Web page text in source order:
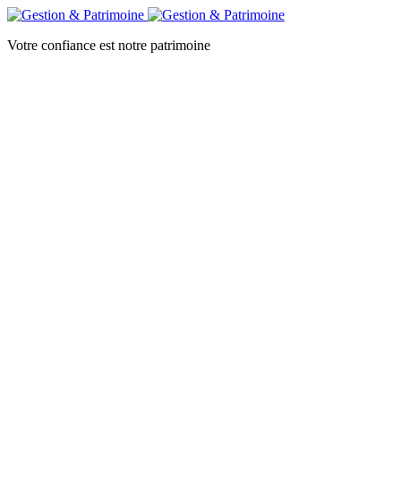
Votre confiance est notre patrimoine